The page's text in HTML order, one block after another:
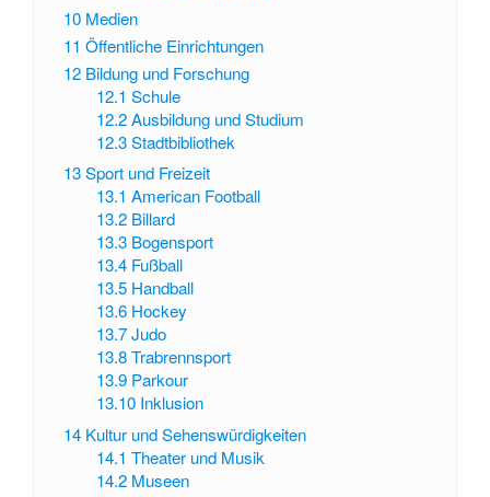
10 Medien
11 Öffentliche Einrichtungen
12 Bildung und Forschung
12.1 Schule
12.2 Ausbildung und Studium
12.3 Stadtbibliothek
13Sport und Freizeit
13.1 American Football
13.2 Billard
13.3 Bogensport
13.4 Fußball
13.5 Handball
13.6 Hockey
13.7 Judo
13.8 Trabrennsport
13.9 Parkour
13.10 Inklusion
14 Kultur und Sehenswürdigkeiten
14.1 Theater und Musik
14.2 Museen